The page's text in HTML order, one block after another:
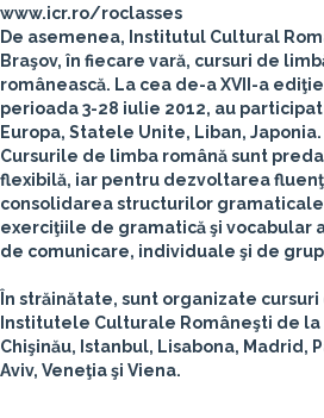
www.icr.ro/roclasses
De asemenea, Institutul Cultural
Braşov, în fiecare vară, cursuri de
românească. La cea de-a XVII-a
perioada 3-28 iulie 2012, au participat
Europa, Statele Unite, Liban, Japonia.
Cursurile de limba română sunt
flexibilă, iar pentru dezvoltarea
consolidarea structurilor
exerciţiile de gramatică şi vocabular
de comunicare, individuale şi de
În străinătate, sunt organizate
Institutele Culturale Româneşti de la
Chişinău, Istanbul, Lisabona, Madrid,
Aviv, Veneţia şi Viena.